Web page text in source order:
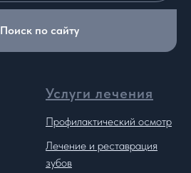
Поиск по сайту
Услуги лечения
Профилактический осмотр
Лечение и реставрация
зубов